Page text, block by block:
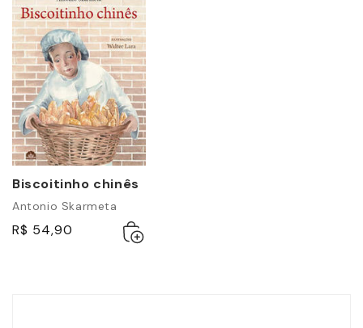
Biscoitinho chinês
Antonio Skarmeta
R$ 54,90
Adicionar
ao
Esgotado